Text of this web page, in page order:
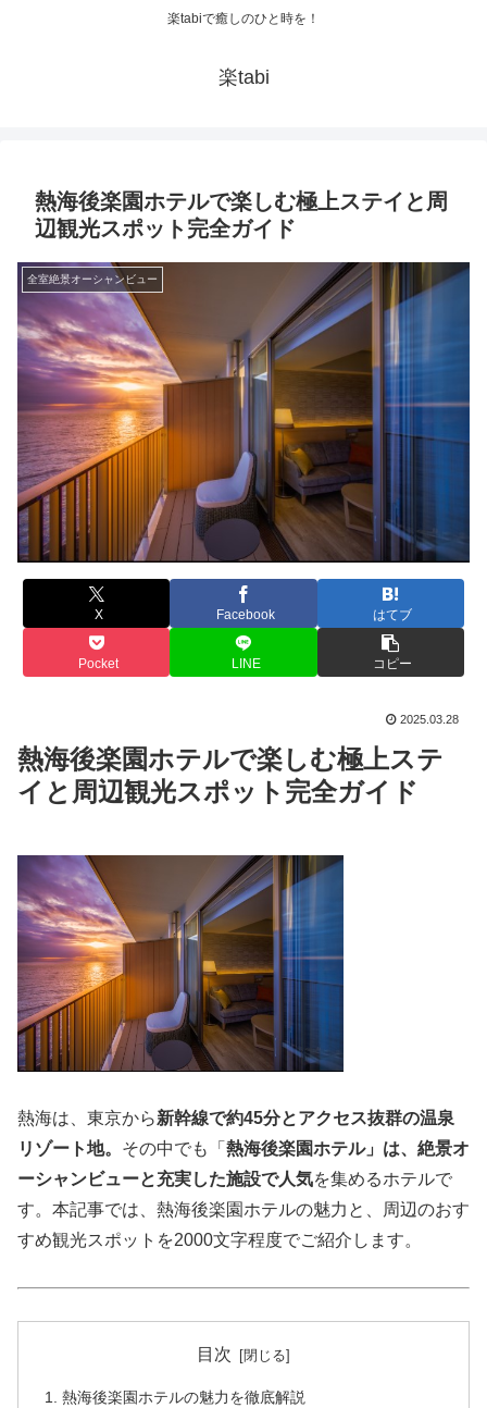
楽tabiで癒しのひと時を！
楽tabi
熱海後楽園ホテルで楽しむ極上ステイと周
辺観光スポット完全ガイド
全室絶景オーシャンビュー
X Facebook はてブ
Pocket LINE コピー
2025.03.28
熱海後楽園ホテルで楽しむ極上ステ
イと周辺観光スポット完全ガイド
熱海は、東京から新幹線で約45分とアクセス抜群の温泉
リゾート地。 その中でも「 熱海後楽園ホテル」は、絶景オ
ーシャンビューと充実した施設で人気を集めるホテルで
す。本記事では、熱海後楽園ホテルの魅力と、周辺のおす
すめ観光スポットを2000文字程度でご紹介します。
目次
熱海後楽園ホテルの魅力を徹底解説